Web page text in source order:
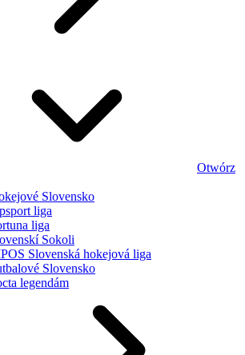
Otwórz
Slovensko
liga
liga
Sokoli
Slovenská hokejová liga
Slovensko
legendám